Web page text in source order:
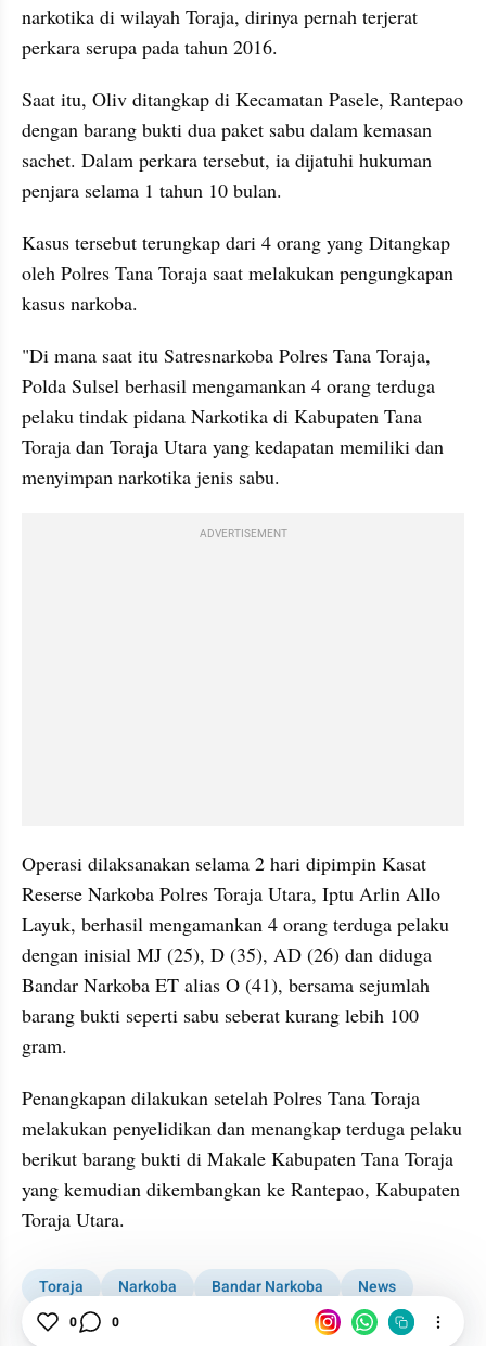
narkotika di wilayah Toraja, dirinya pernah terjerat
perkara serupa pada tahun 2016.
Saat itu, Oliv ditangkap di Kecamatan Pasele, Rantepao
dengan barang bukti dua paket sabu dalam kemasan
sachet. Dalam perkara tersebut, ia dijatuhi hukuman
penjara selama 1 tahun 10 bulan.
Kasus tersebut terungkap dari 4 orang yang Ditangkap
oleh Polres Tana Toraja saat melakukan pengungkapan
kasus narkoba.
"Di mana saat itu Satresnarkoba Polres Tana Toraja,
Polda Sulsel berhasil mengamankan 4 orang terduga
pelaku tindak pidana Narkotika di Kabupaten Tana
Toraja dan Toraja Utara yang kedapatan memiliki dan
menyimpan narkotika jenis sabu.
ADVERTISEMENT
Operasi dilaksanakan selama 2 hari dipimpin Kasat
Reserse Narkoba Polres Toraja Utara, Iptu Arlin Allo
Layuk, berhasil mengamankan 4 orang terduga pelaku
dengan inisial MJ (25), D (35), AD (26) dan diduga
Bandar Narkoba ET alias O (41), bersama sejumlah
barang bukti seperti sabu seberat kurang lebih 100
gram.
Penangkapan dilakukan setelah Polres Tana Toraja
melakukan penyelidikan dan menangkap terduga pelaku
berikut barang bukti di Makale Kabupaten Tana Toraja
yang kemudian dikembangkan ke Rantepao, Kabupaten
Toraja Utara.
Toraja Narkoba Bandar Narkoba
News
Uang0 0